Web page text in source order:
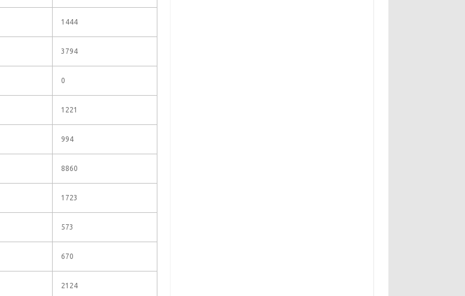
1444
3794
0
1221
994
8860
1723
573
670
2124